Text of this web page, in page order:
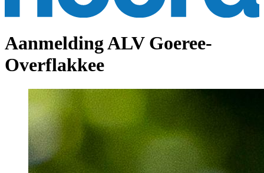
Aanmelding ALV Goeree-
Overflakkee